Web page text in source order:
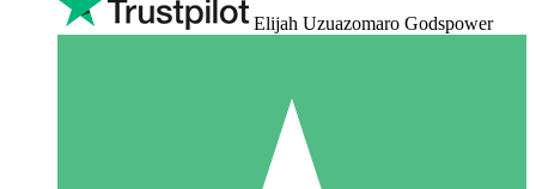
Elijah Uzuazomaro Godspower